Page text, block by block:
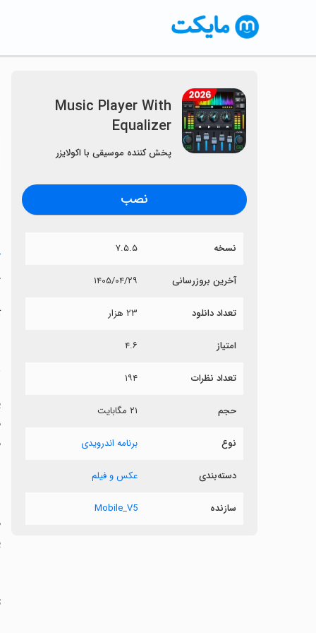
Music Player With
Equalizer
پخش کننده موسیقی با اکولایزر
نصب
نسخه ۷.۵.۵
آخرین بروزرسانی ۱۴۰۵/۰۴/۲۹
تعداد دانلود ۲۳ هزار
امتیاز ۴.۶
تعداد نظرات ۱۹۴
حجم ۲۱ مگابایت
نوع برنامه اندرویدی
دسته‌بندی عکس و فیلم
سازنده Mobile_V5